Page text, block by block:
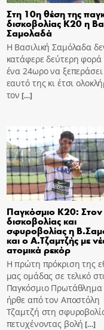
Στη 10η θέση της
δισκοβολίας Κ20 η
Σαμολαδά
Η Βασιλική Σαμόλαδα
κατάφερε δεύτερη
ένα 24ωρο να ξεπεράσει
εαυτό της κι έτσι
τον […]
Παγκόσμιο Κ20: Στον
δισκοβολίας και
σφυροβολίας η
και ο Α.Τζαμτζής με
ατομικά ρεκόρ
Η πρώτη πρόκριση της
μας ομάδας σε τελικό
Παγκόσμιο
ήρθε από τον Αποστόλη
Τζαμτζή στη
πετυχένοντας βολή […]